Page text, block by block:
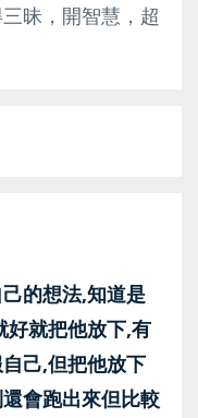
昧，開智慧，超
的想法,知道是
好就把他放下,有
己,但把他放下
會跑出來但比較